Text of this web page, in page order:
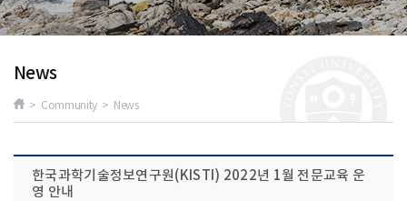
News
> Community > News
한국과학기술정보연구원(KISTI) 2022년 1월 전문교육 운
영 안내